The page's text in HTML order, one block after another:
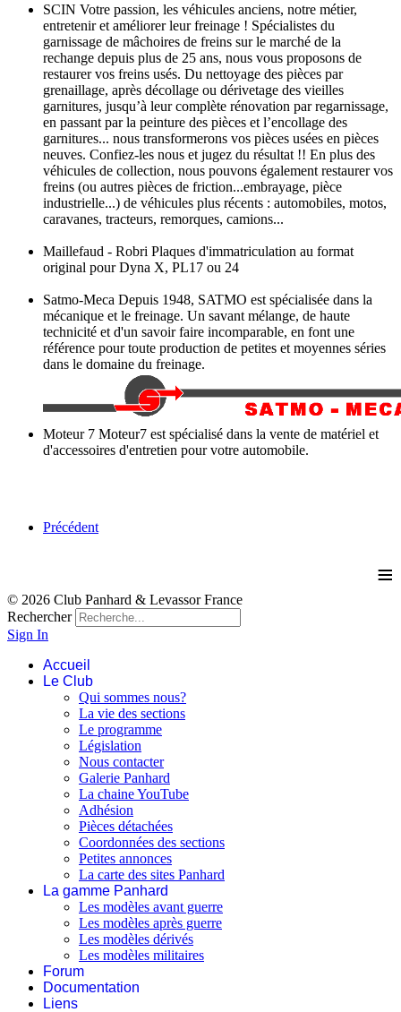
SCIN Votre passion, les véhicules anciens, notre métier,
entretenir et améliorer leur freinage ! Spécialistes du
garnissage de mâchoires de freins sur le marché de la
rechange depuis plus de 25 ans, nous vous proposons de
restaurer vos freins usés. Du nettoyage des pièces par
grenaillage, après décollage ou dérivetage des vieilles
garnitures, jusqu’à leur complète rénovation par regarnissage,
en passant par la peinture des pièces et l’encollage des
garnitures... nous transformerons vos pièces usées en pièces
neuves. Confiez-les nous et jugez du résultat !! En plus des
véhicules de collection, nous pouvons également restaurer vos
freins (ou autres pièces de friction...embrayage, pièce
industrielle...) de véhicules plus récents : automobiles, motos,
caravanes, tracteurs, remorques, camions...
Maillefaud - Robri Plaques d'immatriculation au format
original pour Dyna X, PL17 ou 24
Satmo-Meca Depuis 1948, SATMO est spécialisée dans la
mécanique et le freinage. Un savant mélange, de haute
technicité et d'un savoir faire incomparable, en font une
référence pour toute production de petites et moyennes séries
dans le domaine du freinage.
Moteur 7 Moteur7 est spécialisé dans la vente de matériel et
d'accessoires d'entretien pour votre automobile.
Précédent
≡
© 2026 Club Panhard & Levassor France
Rechercher
Sign In
Accueil
Le Club
Qui sommes nous?
La vie des sections
Le programme
Législation
Nous contacter
Galerie Panhard
La chaine YouTube
Adhésion
Pièces détachées
Coordonnées des sections
Petites annonces
La carte des sites Panhard
La gamme Panhard
Les modèles avant guerre
Les modèles après guerre
Les modèles dérivés
Les modèles militaires
Forum
Documentation
Liens